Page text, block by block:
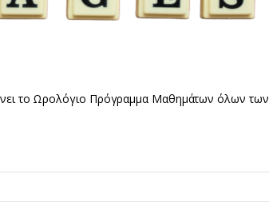
το Ωρολόγιο Πρόγραμμα Μαθημάτων όλων των